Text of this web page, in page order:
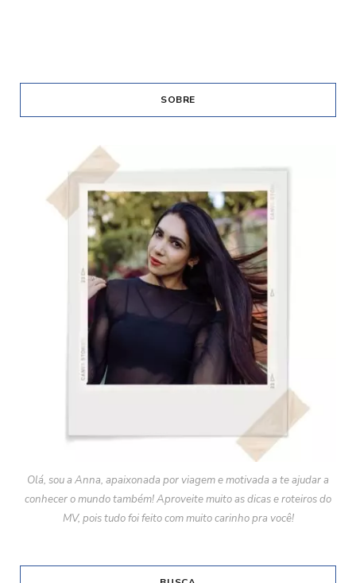
SOBRE
Olá, sou a Anna, apaixonada por viagem e motivada a te ajudar a
conhecer o mundo também! Aproveite muito as dicas e roteiros do
MV, pois tudo foi feito com muito carinho pra você!